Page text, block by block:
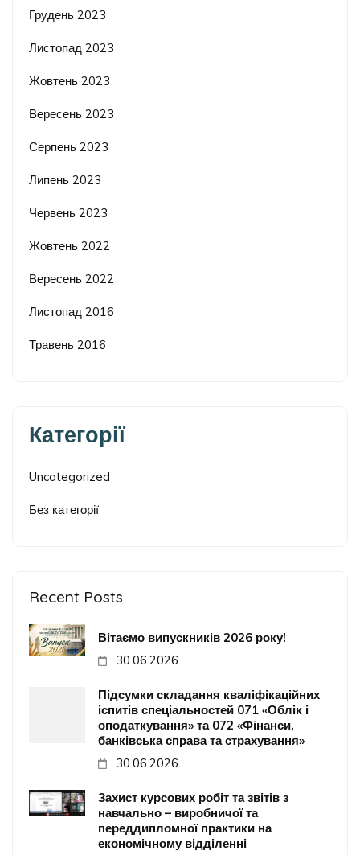
Грудень 2023
Листопад 2023
Жовтень 2023
Вересень 2023
Серпень 2023
Липень 2023
Червень 2023
Жовтень 2022
Вересень 2022
Листопад 2016
Травень 2016
Категорії
Uncategorized
Без категорії
Recent Posts
Вітаємо випускників 2026 року!
30.06.2026
Підсумки складання кваліфікаційних
іспитів спеціальностей 071 «Облік і
оподаткування» та 072 «Фінанси,
банківська справа та страхування»
30.06.2026
Захист курсових робіт та звітів з
навчально – виробничої та
переддипломної практики на
економічному відділенні